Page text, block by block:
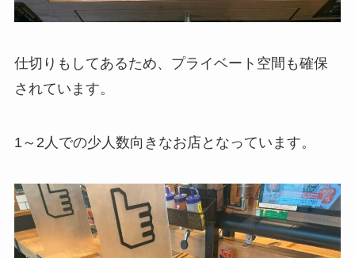
仕切りもしてあるため、プライベート空間も確保
されています。
1～2人での少人数向きなお店となっています。